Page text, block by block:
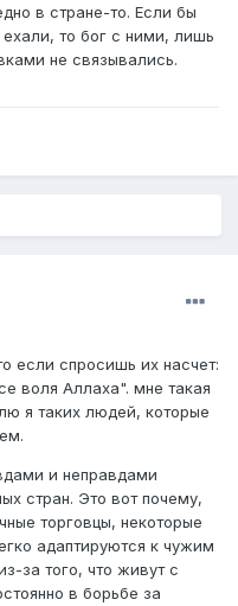
в стране-то. Если бы
то бог с ними, лишь
не связывались.
если спросишь их насчет:
воля Аллаха". мне такая
я таких людей, которые
и неправдами
стран. Это вот почему,
торговцы, некоторые
адаптируются к чужим
за того, что живут с
в борьбе за